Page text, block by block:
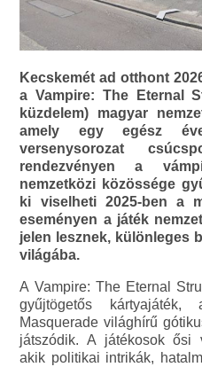
Kecskemét ad otthont
a Vampire: The Eternal
küzdelem) magyar
amely egy egész
versenysorozat
rendezvényen a
nemzetközi közössége
ki viselheti 2025-ben a
eseményen a játék
jelen lesznek, különleges
világába.
A Vampire: The Eternal
gyűjtögetős
Masquerade világhírű
játszódik. A játékosok ősi
akik politikai intrikák,